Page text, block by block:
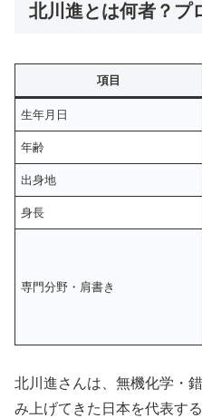
北川進とは何者？プ
項目
生年月日
年齢
出身地
身長
専門分野・肩書き
北川進さんは、無機化学・
み上げてきた日本を代表する